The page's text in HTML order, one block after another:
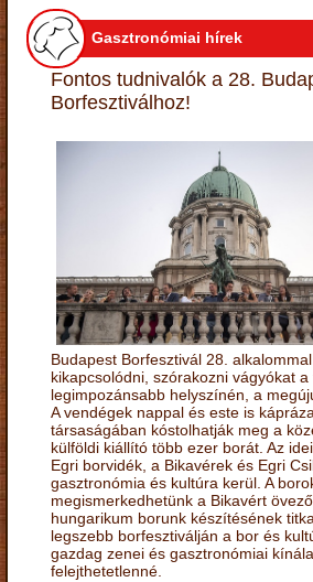
Gasztronómiai hírek
Fontos tudnivalók a 28.
Borfesztiválhoz!
Budapest Borfesztivál 28.
kikapcsolódni, szórakozni vágyókat
legimpozánsabb helyszínén, a
A vendégek nappal és este is
társaságában kóstolhatják meg a
külföldi kiállító több ezer borát. Az
Egri borvidék, a Bikavérek és Egri
gasztronómia és kultúra kerül. A
megismerkedhetünk a Bikavért
hungarikum borunk készítésének
legszebb borfesztiválján a bor és
gazdag zenei és gasztronómiai
felejthetetlenné.